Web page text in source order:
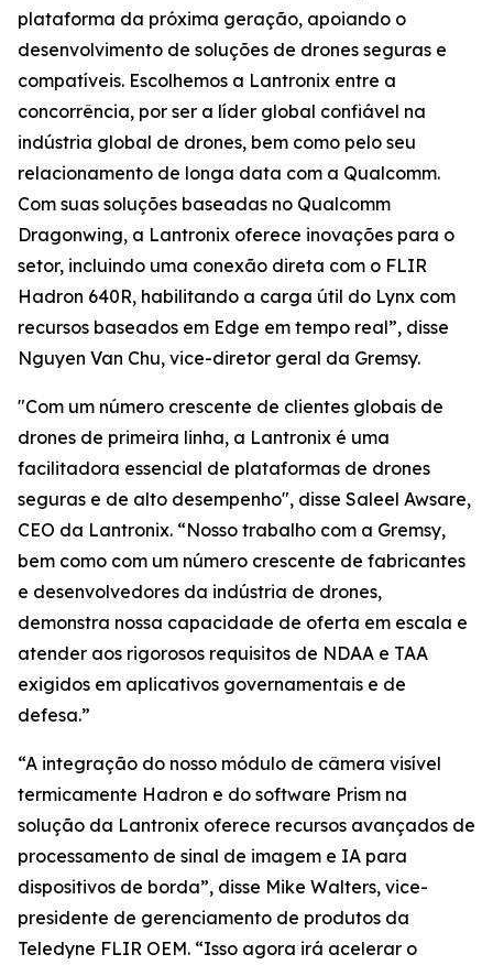
plataforma da próxima geração, apoiando o
desenvolvimento de soluções de drones seguras e
compatíveis. Escolhemos a Lantronix entre a
concorrência, por ser a líder global confiável na
indústria global de drones, bem como pelo seu
relacionamento de longa data com a Qualcomm.
Com suas soluções baseadas no Qualcomm
Dragonwing, a Lantronix oferece inovações para o
setor, incluindo uma conexão direta com o FLIR
Hadron 640R, habilitando a carga útil do Lynx com
recursos baseados em Edge em tempo real”, disse
Nguyen Van Chu, vice-diretor geral da Gremsy.
"Com um número crescente de clientes globais de
drones de primeira linha, a Lantronix é uma
facilitadora essencial de plataformas de drones
seguras e de alto desempenho", disse Saleel Awsare,
CEO da Lantronix. “Nosso trabalho com a Gremsy,
bem como com um número crescente de fabricantes
e desenvolvedores da indústria de drones,
demonstra nossa capacidade de oferta em escala e
atender aos rigorosos requisitos de NDAA e TAA
exigidos em aplicativos governamentais e de
defesa.”
“A integração do nosso módulo de câmera visível
termicamente Hadron e do software Prism na
solução da Lantronix oferece recursos avançados de
processamento de sinal de imagem e IA para
dispositivos de borda”, disse Mike Walters, vice-
presidente de gerenciamento de produtos da
Teledyne FLIR OEM. “Isso agora irá acelerar o